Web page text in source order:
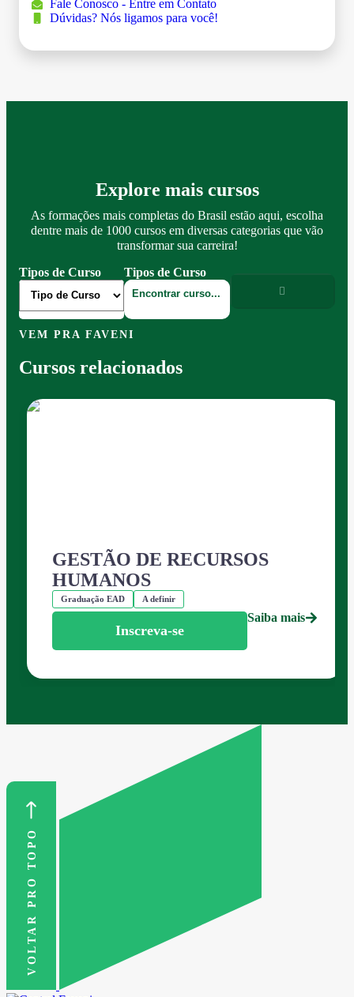
Fale Conosco - Entre em Contato
Dúvidas? Nós ligamos para você!
Explore mais cursos
As formações mais completas do Brasil estão aqui, escolha
dentre mais de 1000 cursos em diversas categorias que vão
transformar sua carreira!
Tipos de Curso
Tipos de Curso
VEM PRA FAVENI
Cursos relacionados
GESTÃO DE RECURSOS
HUMANOS
Graduação EAD A definir
Inscreva-se
Saiba mais
VOLTAR PRO TOPO